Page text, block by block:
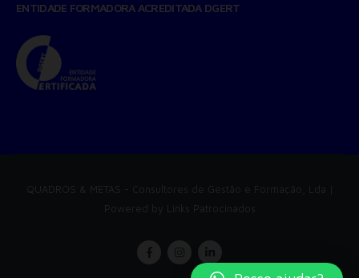
ENTIDADE FORMADORA ACREDITADA DGERT
QUADROS & METAS - Consultores de Gestão e Formação, Lda |
Powered by Links Patrocinados